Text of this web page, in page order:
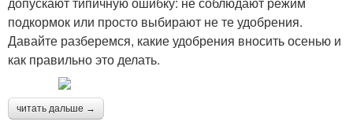
подкормок или просто выбирают не те удобрения.
Давайте разберемся, какие удобрения вносить осенью и
как правильно это делать.
читать дальше →